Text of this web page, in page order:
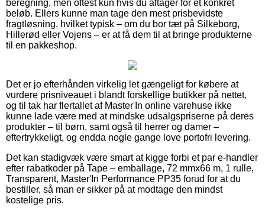
beregning, men oftest kun hvis du aftager for et konkret
beløb. Ellers kunne man tage den mest prisbevidste
fragtløsning, hvilket typisk – om du bor tæt på Silkeborg,
Hillerød eller Vojens – er at få dem til at bringe produkterne
til en pakkeshop.
Det er jo efterhånden virkelig let gængeligt for købere at
vurdere prisniveauet i blandt forskellige butikker på nettet,
og til tak har flertallet af Master'In online varehuse ikke
kunne lade være med at mindske udsalgspriserne på deres
produkter – til børn, samt også til herrer og damer –
eftertrykkeligt, og endda nogle gange love portofri levering.
Det kan stadigvæk være smart at kigge forbi et par e-handler
efter rabatkoder på Tape – emballage, 72 mmx66 m, 1 rulle,
Transparent, Master'In Performance PP35 forud for at du
bestiller, så man er sikker på at modtage den mindst
kostelige pris.